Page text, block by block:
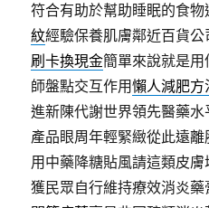
符合有助於幫助睡眠的食
紋經驗保養肌膚鄰近百貨
刷卡換現金簡單來說就是
師盤點交互作用懶人減肥方
進新陳代謝世界領先醫藥水
產品眼周年輕緊緻從此遠
用中藥降糖貼風請這類皮
獲民眾自行維持療效消炎